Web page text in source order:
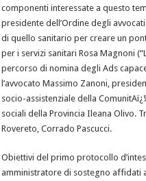
componenti interessate a questo
presidente dell’Ordine degli
di quello sanitario per creare un
per i servizi sanitari Rosa Magnoni
percorso di nomina degli Ads
l’avvocato Massimo Zanoni,
socio-assistenziale della
sociali della Provincia Ileana Olivo.
Rovereto, Corrado Pascucci.
Obiettivi del primo protocollo
amministratore di sostegno affidati